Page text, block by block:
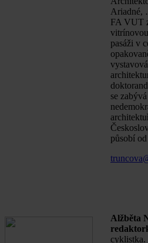
Ariadné,
FA VUT
pasáži v
se
působí
Alžběta
cyklistka.